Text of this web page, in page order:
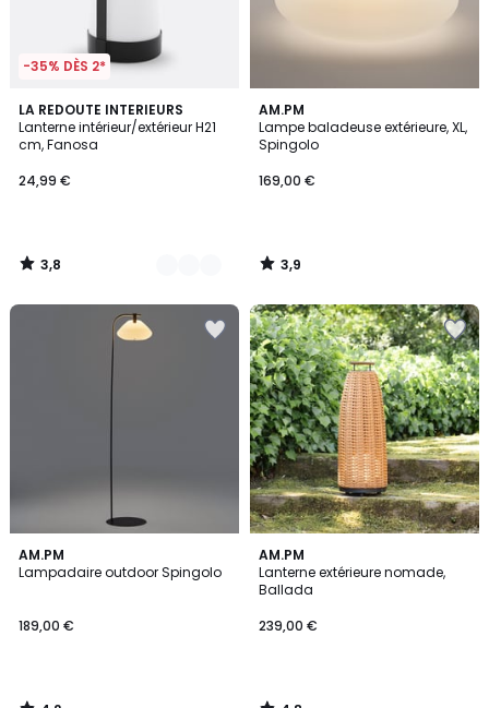
-35% DÈS 2*
LA REDOUTE INTERIEURS
Lanterne intérieur/extérieur H21
cm, Fanosa
24,99 €
3,8
/ 5
4
Couleurs
3,8
/
AM.PM
Lampe baladeuse extérieure, XL,
Spingolo
169,00 €
3,9
/ 5
3,9
/
AM.PM
Lampadaire outdoor Spingolo
189,00 €
4,2
/ 5
AM.PM
Lanterne extérieure nomade,
Ballada
239,00 €
4,8
/ 5